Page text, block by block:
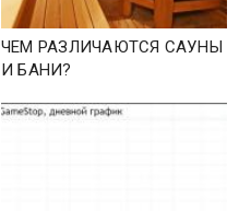
ЧЕМ РАЗЛИЧАЮТСЯ САУНЫ
И БАНИ?